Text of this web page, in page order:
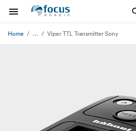
Home ... Viper TTL Transmitter Sony